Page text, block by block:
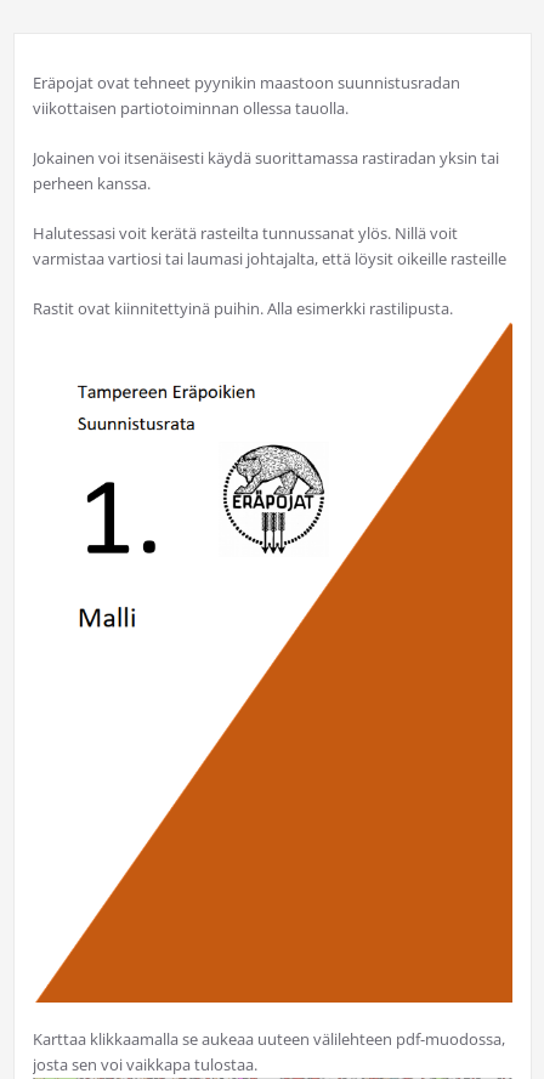
Eräpojat ovat tehneet pyynikin maastoon suunnistusradan
viikottaisen partiotoiminnan ollessa tauolla.
Jokainen voi itsenäisesti käydä suorittamassa rastiradan yksin tai
perheen kanssa.
Halutessasi voit kerätä rasteilta tunnussanat ylös. Nillä voit
varmistaa vartiosi tai laumasi johtajalta, että löysit oikeille rasteille
Rastit ovat kiinnitettyinä puihin. Alla esimerkki rastilipusta.
Karttaa klikkaamalla se aukeaa uuteen välilehteen pdf-muodossa,
josta sen voi vaikkapa tulostaa.